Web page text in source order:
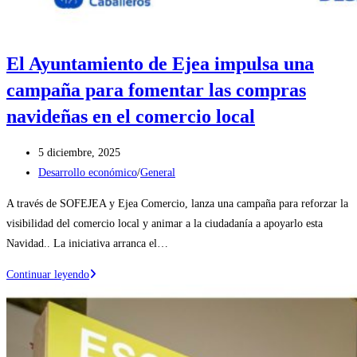
El Ayuntamiento de Ejea impulsa una
campaña para fomentar las compras
navideñas en el comercio local
Publicación
de
5 diciembre, 2025
Categoría
Desarrollo económico/General
A través de SOFEJEA y Ejea Comercio, lanza una campaña para reforzar la
visibilidad del comercio local y animar a la ciudadanía a apoyarlo esta
Navidad.. La iniciativa arranca el…
Continuar leyendoEl
de
Ejea
impulsa